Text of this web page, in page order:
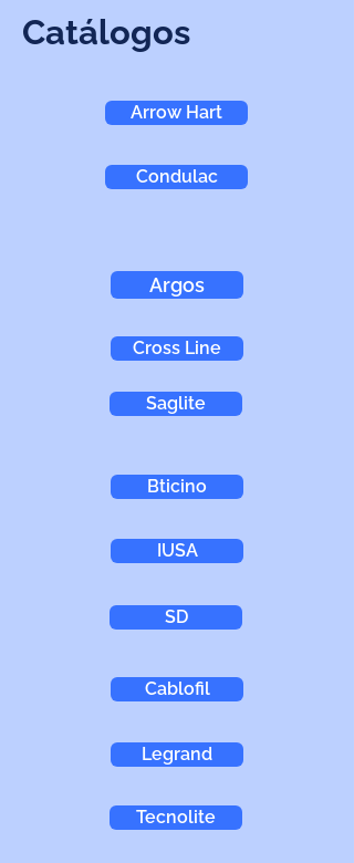
Catálogos
Arrow Hart
Condulac
Argos
Cross Line
Saglite
Bticino
IUSA
SD
Cablofil
Legrand
Tecnolite